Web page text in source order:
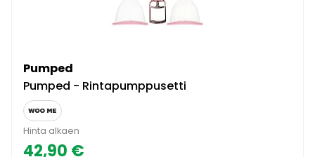
Pumped
Pumped - Rintapumppusetti
Hinta alkaen
42,90 €